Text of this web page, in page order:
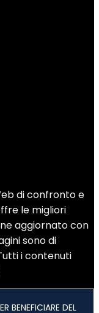
di confronto e
le migliori
aggiornato con
sono di
i contenuti
BENEFICIARE DEL